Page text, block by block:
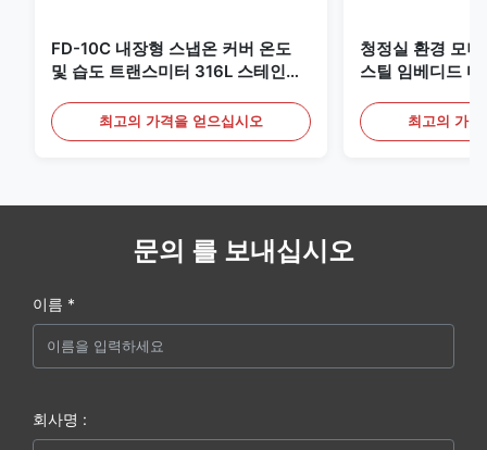
FD-10C 내장형 스냅온 커버 온도
및 습도 트랜스미터 316L 스테인리
최고의 가격을 얻으십시오
청정실 환경 모
스틸 임베디드
최고의 가
문의 를 보내십시오
이름 *
회사명 :